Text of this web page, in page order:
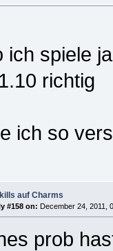
ich spiele
richtig
ich so
auf Charms
#158 on: December 24, 2011,
prob